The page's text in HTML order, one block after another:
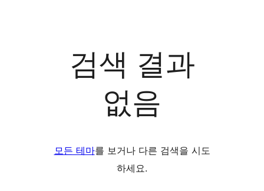
검색 결과
없음
모든 테마를 보거나 다른 검색을 시도
하세요.